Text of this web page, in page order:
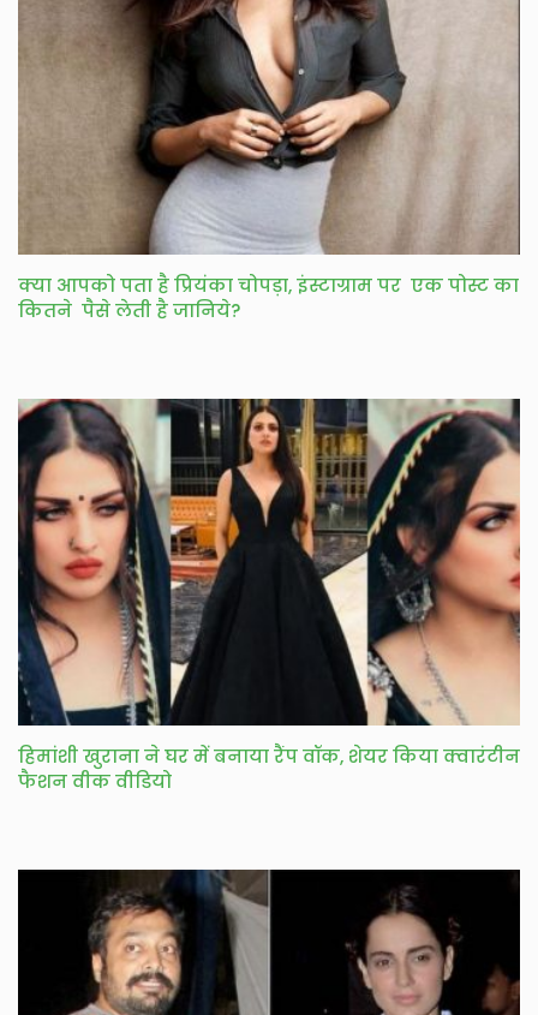
क्या आपको पता है प्रियंका चोपड़ा, इंस्टाग्राम पर एक पोस्ट का
कितने पैसे लेती है जानिये?
हिमांशी खुराना ने घर में बनाया रैंप वॉक, शेयर किया क्वारंटीन
फैशन वीक वीडियो